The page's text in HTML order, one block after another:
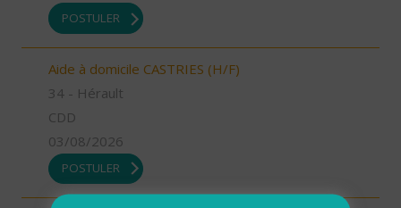
POSTULER
Aide à domicile CASTRIES (H/F)
34 - Hérault
CDD
03/08/2026
POSTULER